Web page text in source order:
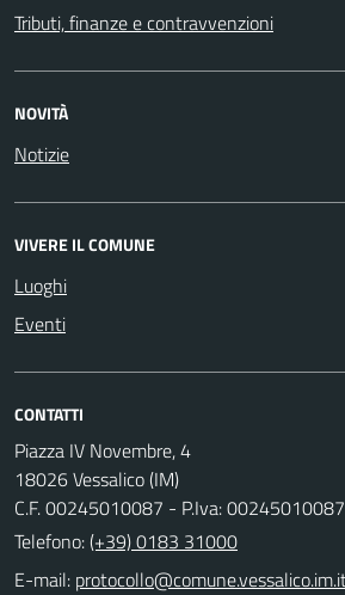
Tributi, finanze e contravvenzioni
NOVITÀ
Notizie
VIVERE IL COMUNE
Luoghi
Eventi
CONTATTI
Piazza IV Novembre, 4
18026 Vessalico (IM)
C.F. 00245010087 - P.Iva: 00245010087
Telefono:(+39) 0183 31000
E-mail: